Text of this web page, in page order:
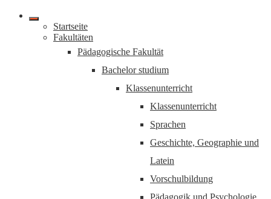
Startseite
Fakultäten
Pädagogische Fakultät
Bachelor studium
Klassenunterricht
Klassenunterricht
Sprachen
Geschichte, Geographie und
Latein
Vorschulbildung
Pädagogik und Psychologie